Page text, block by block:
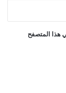
هذا المتصفح